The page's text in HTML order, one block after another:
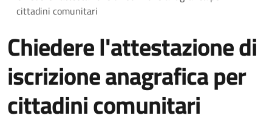
cittadini comunitari
Chiedere l'attestazione di
iscrizione anagrafica per
cittadini comunitari